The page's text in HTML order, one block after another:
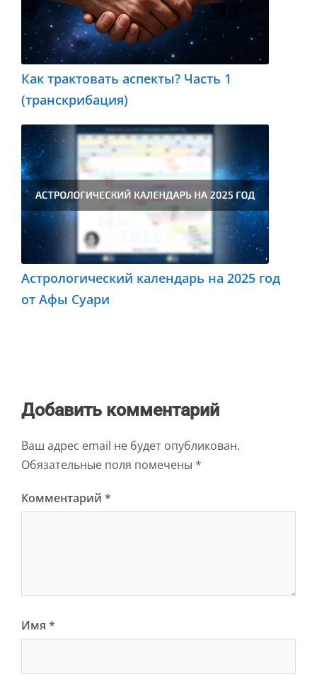
Как трактовать аспекты? Часть 1
(транскрибация)
Астрологический календарь на 2025 год
от Афы Суари
Добавить комментарий
Ваш адрес email не будет опубликован.
Обязательные поля помечены *
Комментарий *
Имя *